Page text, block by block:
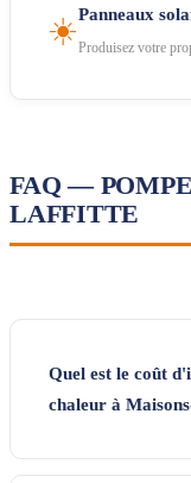
☀️Panneaux
Produisez votre
FAQ —
LAFFITTE
Quel est le coût
chaleur à